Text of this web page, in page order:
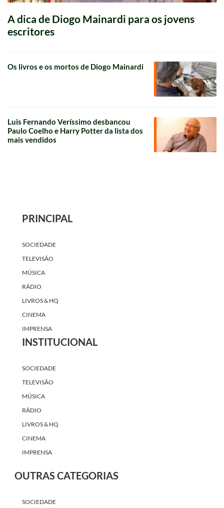
A dica de Diogo Mainardi para os jovens
escritores
Os livros e os mortos de Diogo Mainardi
Luis Fernando Veríssimo desbancou
Paulo Coelho e Harry Potter da lista dos
mais vendidos
PRINCIPAL
SOCIEDADE
TELEVISÃO
MÚSICA
RÁDIO
LIVROS & HQ
CINEMA
IMPRENSA
INSTITUCIONAL
SOCIEDADE
TELEVISÃO
MÚSICA
RÁDIO
LIVROS & HQ
CINEMA
IMPRENSA
OUTRAS CATEGORIAS
SOCIEDADE